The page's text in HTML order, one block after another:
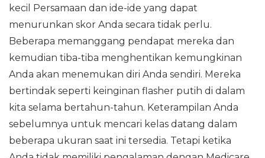
kecil Persamaan dan ide-ide yang dapat
menurunkan skor Anda secara tidak perlu.
Beberapa memanggang pendapat mereka dan
kemudian tiba-tiba menghentikan kemungkinan
Anda akan menemukan diri Anda sendiri. Mereka
bertindak seperti keinginan flasher putih di dalam
kita selama bertahun-tahun. Keterampilan Anda
sebelumnya untuk mencari kelas datang dalam
beberapa ukuran saat ini tersedia. Tetapi ketika